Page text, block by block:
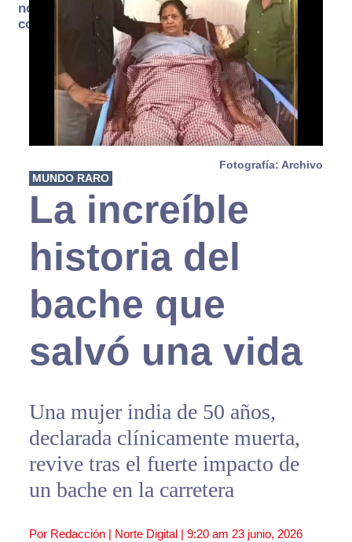
no se
consume
Fotografía: Archivo
MUNDO RARO
La increíble
historia del
bache que
salvó una vida
Una mujer india de 50 años,
declarada clínicamente muerta,
revive tras el fuerte impacto de
un bache en la carretera
Por Redacción | Norte Digital | 9:20 am 23 junio, 2026